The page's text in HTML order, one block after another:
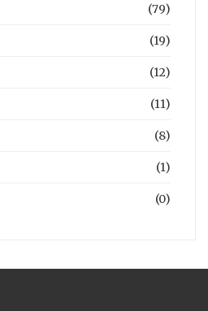
(79)
(19)
(12)
(11)
(8)
(1)
(0)